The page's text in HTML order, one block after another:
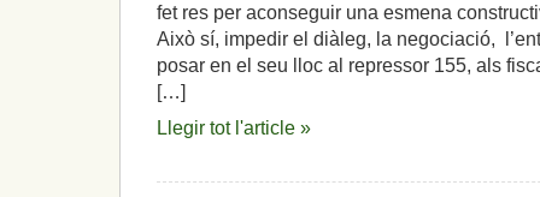
fet res per aconseguir una esmena
Això sí, impedir el diàleg, la negociació,
posar en el seu lloc al repressor 155, als
[…]
Llegir tot l'article »